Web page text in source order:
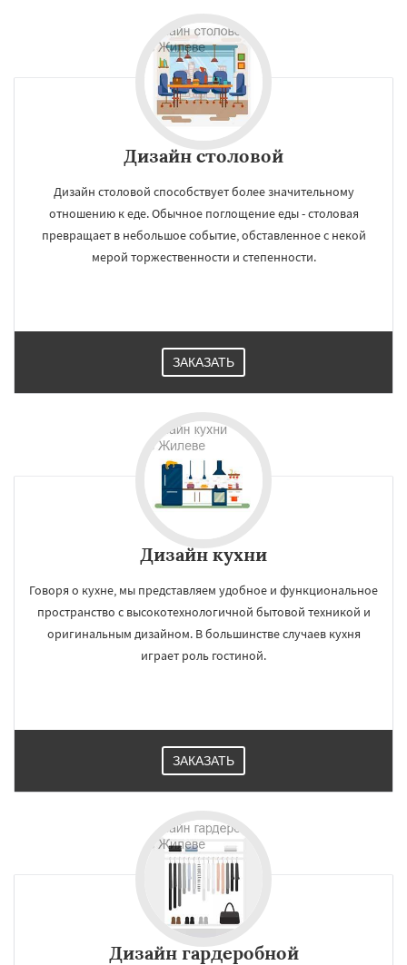
Работаем по
регионам
×
Загорянский Запрудная Заречье
Зеленоградск Измайлово Икша
Монино Нахабино Некрасовское
Правдинский
Свердловск
Томилино Тучково
Уваровка Удельная Фосфоритный
Дизайн cтоловой
Дизайн столовой способствует более значительному
отношению к еде. Обычное поглощение еды - столовая
превращает в небольшое событие, обставленное с некой
мерой торжественности и степенности.
ЗАКАЗАТЬ
Дизайн кухни
Говоря о кухне, мы представляем удобное и функциональное
пространство с высокотехнологичной бытовой техникой и
оригинальным дизайном. В большинстве случаев кухня
играет роль гостиной.
ЗАКАЗАТЬ
Дизайн гардеробной
УЗНАТЬ ПОДРОБНЕЕ